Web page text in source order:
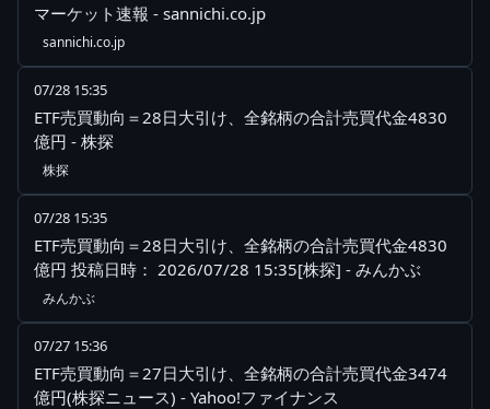
マーケット速報 - sannichi.co.jp
sannichi.co.jp
07/28 15:35
ETF売買動向＝28日大引け、全銘柄の合計売買代金4830
億円 - 株探
株探
07/28 15:35
ETF売買動向＝28日大引け、全銘柄の合計売買代金4830
億円 投稿日時： 2026/07/28 15:35[株探] - みんかぶ
みんかぶ
07/27 15:36
ETF売買動向＝27日大引け、全銘柄の合計売買代金3474
億円(株探ニュース) - Yahoo!ファイナンス